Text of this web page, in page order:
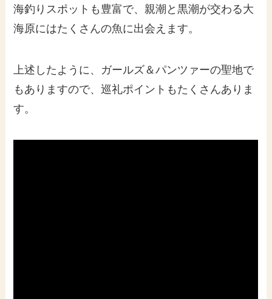
海釣りスポットも豊富で、親潮と黒潮が交わる大
海原にはたくさんの魚に出会えます。
上述したように、ガールズ＆パンツァーの聖地で
もありますので、巡礼ポイントもたくさんありま
す。